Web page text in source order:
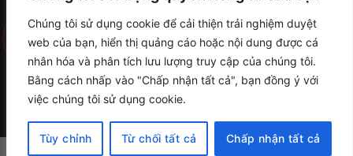
Chúng tôi sử dụng cookie để cải thiện trải nghiệm duyệt
web của bạn, hiển thị quảng cáo hoặc nội dung được cá
nhân hóa và phân tích lưu lượng truy cập của chúng tôi.
Bằng cách nhấp vào "Chấp nhận tất cả", bạn đồng ý với
việc chúng tôi sử dụng cookie.
Tùy chỉnh Từ chối tất cả Chấp nhận tất cả
Vận chuyển thú cưng
Mua hộ hàng nước ngoài
Copyright 2026 ©Cà Mau Logistics